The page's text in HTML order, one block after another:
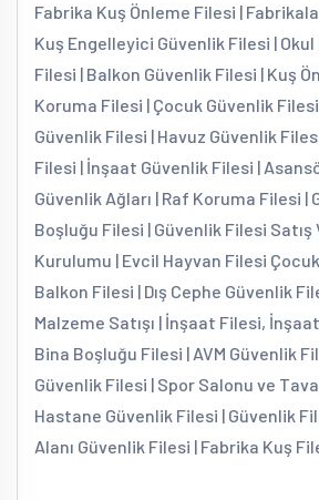
Fabrika Kuş Önleme Filesi |
Kuş Engelleyici Güvenlik Filesi |
Filesi | Balkon Güvenlik Filesi | Kuş
Koruma Filesi | Çocuk Güvenlik Filesi
Güvenlik Filesi | Havuz Güvenlik
Filesi | İnşaat Güvenlik Filesi |
Güvenlik Ağları | Raf Koruma Filesi |
Boşluğu Filesi | Güvenlik Filesi Satış
Kurulumu | Evcil Hayvan Filesi
Balkon Filesi | Dış Cephe Güvenlik
Malzeme Satışı | İnşaat Filesi,
Bina Boşluğu Filesi | AVM Güvenlik
Güvenlik Filesi | Spor Salonu ve
Hastane Güvenlik Filesi | Güvenlik
Alanı Güvenlik Filesi | Fabrika Kuş